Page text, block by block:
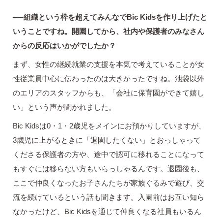
──組織という枠を超えてみんなでBic Kidsを作り上げたと
いうことですね。開園してから、社内や保護者のみなさん
からの反応はいかがでしたか？
まず、女性の継続就業の支援を本気で考えていることが女
性従業員中心に伝わったのは大きかったですね。池袋以外
のエリアのスタッフからも、「会社に保育園ができて嬉し
い」という声が聞かれました。
Bic Kidsは0・1・2歳児をメインにお預かりしていますが、
3歳児に上がるときに「退園したくない」とおっしゃって
くださる保護者の方や、途中で認可に移れることになって
もすぐには移らない方もいらっしゃるんです。退園後も、
ここで仲良くなったお子さんたちが家族ぐるみで遊び、交
流を続けているという話も聞きます。入園前はお互い知ら
なかったけど、Bic Kidsを通じて仲良くなる社員もいるん